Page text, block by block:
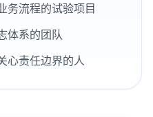
务流程的试验项目
体系的团队
心责任边界的人